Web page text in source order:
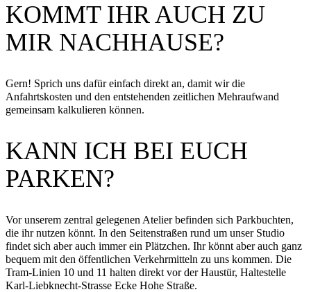
KOMMT IHR AUCH ZU
MIR NACHHAUSE?
Gern! Sprich uns dafür einfach direkt an, damit wir die
Anfahrtskosten und den entstehenden zeitlichen Mehraufwand
gemeinsam kalkulieren können.
KANN ICH BEI EUCH
PARKEN?
Vor unserem zentral gelegenen Atelier befinden sich Parkbuchten,
die ihr nutzen könnt. In den Seitenstraßen rund um unser Studio
findet sich aber auch immer ein Plätzchen. Ihr könnt aber auch ganz
bequem mit den öffentlichen Verkehrmitteln zu uns kommen. Die
Tram-Linien 10 und 11 halten direkt vor der Haustür, Haltestelle
Karl-Liebknecht-Strasse Ecke Hohe Straße.